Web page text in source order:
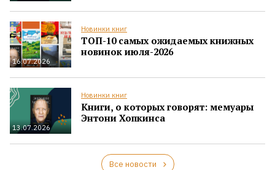
16.07.2026
Новинки книг
ТОП-10 самых ожидаемых книжных
новинок июля-2026
13.07.2026
Новинки книг
Книги, о которых говорят: мемуары
Энтони Хопкинса
Все новости